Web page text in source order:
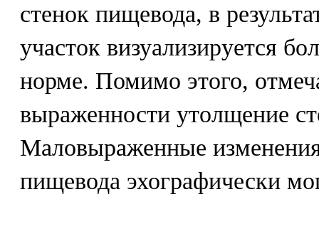
стенок пищевода, в
участок визуализируется
норме. Помимо этого,
выраженности утолщение
Маловыраженные
пищевода эхографически